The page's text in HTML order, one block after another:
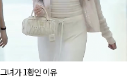
그녀가 1황인 이유